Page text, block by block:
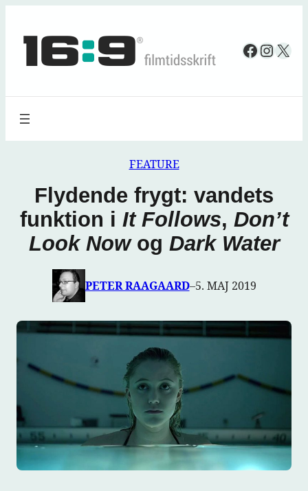
indhold
X
FEATURE
Flydende frygt: vandets
funktion i It Follows, Don’t
Look Nowog Dark Water
PETER RAAGAARD–5. MAJ 2019